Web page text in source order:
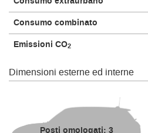
Consumo combinato
Emissioni CO2
Dimensioni esterne ed interne
Posti omologati: 3